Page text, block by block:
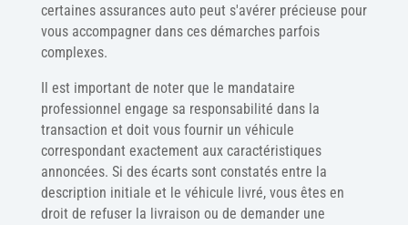
certaines assurances auto peut s'avérer précieuse pour
vous accompagner dans ces démarches parfois
complexes.
Il est important de noter que le mandataire
professionnel engage sa responsabilité dans la
transaction et doit vous fournir un véhicule
correspondant exactement aux caractéristiques
annoncées. Si des écarts sont constatés entre la
description initiale et le véhicule livré, vous êtes en
droit de refuser la livraison ou de demander une